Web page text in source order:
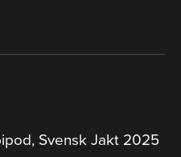
Svensk Jakt 2025